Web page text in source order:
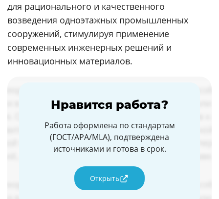
для рационального и качественного
возведения одноэтажных промышленных
сооружений, стимулируя применение
современных инженерных решений и
инновационных материалов.
Нравится работа?
Работа оформлена по стандартам
(ГОСТ/APA/MLA), подтверждена
источниками и готова в срок.
Открыть